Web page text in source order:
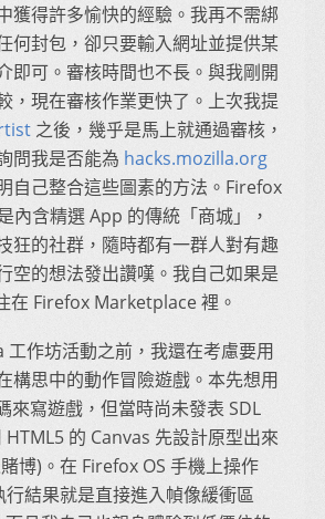
獲得許多愉快的經驗。我再不需綁
何封包，卻只要輸入網址並提供某
即可。審核時間也不長。與我剛開
，現在審核作業更快了。上次我提
之後，幾乎是馬上就通過審核，
問我是否能為 hacks.mozilla.org
自己整合這些圖素的方法。Firefox
內含精選 App 的傳統「商城」，
狂的社群，隨時都有一群人對有趣
空的想法發出讚嘆。我自己如果是
在 Firefox Marketplace 裡。
工作坊活動之前，我還在考慮要用
構思中的動作冒險遊戲。本先想用
來寫遊戲，但當時尚未發表 SDL
的 Canvas 先設計原型出來
博)。在 Firefox OS 手機上操作
行結果就是直接進入幀像緩衝區